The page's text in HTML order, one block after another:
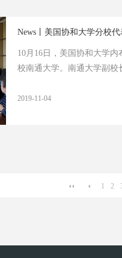
News丨美国协和大学分校
10月16日，美国协和大学
校南通大学。南通大学副校
2019-11-04
1 2